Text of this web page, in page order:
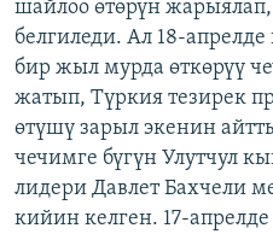
шайлоо өтөрүн
белгиледи. Ал 18-
бир жыл мурда өткөрүү
жатып, Түркия тезирек
өтүшү зарыл экенин
чечимге бүгүн Улутчул
лидери Давлет Бахчели
кийин келген. 17-апрелде